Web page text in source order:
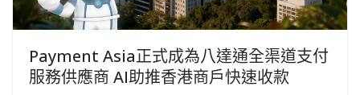
Payment Asia正式成為八達通全渠道支付
服務供應商 AI助推香港商戶快速收款